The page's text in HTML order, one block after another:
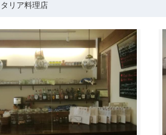
タリア料理店